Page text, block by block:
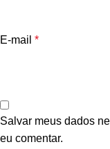
E-mail *
Salvar meus dados
eu comentar.